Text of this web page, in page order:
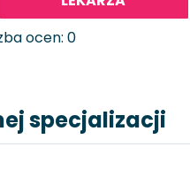
ocen: 0
specjalizacji